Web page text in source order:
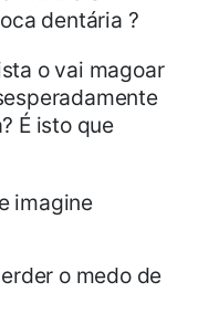
dentária ?
o vai magoar
É isto que
imagine
o medo de